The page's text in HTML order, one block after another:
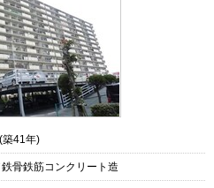
築41年)
骨鉄筋コンクリート造